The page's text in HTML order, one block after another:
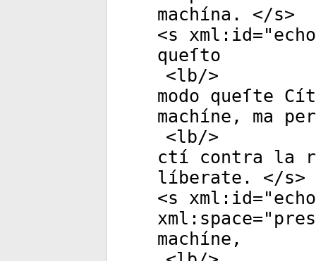
machína. </s>
<s xml:id="
queſto
<lb/>
modo queſte
machíne, ma
<lb/>
ctí contra la
líberate. </s>
<s xml:id="
xml:space="
machíne,